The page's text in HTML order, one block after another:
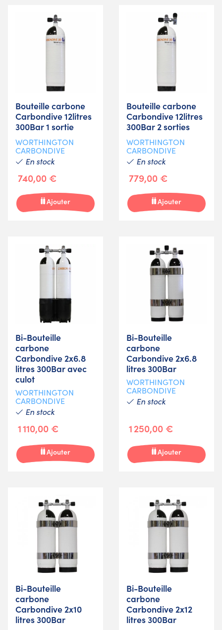
Bouteille carbone
Carbondive 12litres
300Bar 1 sortie
WORTHINGTON
CARBONDIVE
En stock
740,00 €
Ajouter
Bouteille carbone
Carbondive 12litres
300Bar 2 sorties
WORTHINGTON
CARBONDIVE
En stock
779,00 €
Ajouter
Bi-Bouteille
carbone
Carbondive 2x6.8
litres 300Bar avec
culot
WORTHINGTON
CARBONDIVE
En stock
1 110,00 €
Ajouter
Bi-Bouteille
carbone
Carbondive 2x6.8
litres 300Bar
WORTHINGTON
CARBONDIVE
En stock
1 250,00 €
Ajouter
Bi-Bouteille
carbone
Carbondive 2x10
litres 300Bar
Bi-Bouteille
carbone
Carbondive 2x12
litres 300Bar